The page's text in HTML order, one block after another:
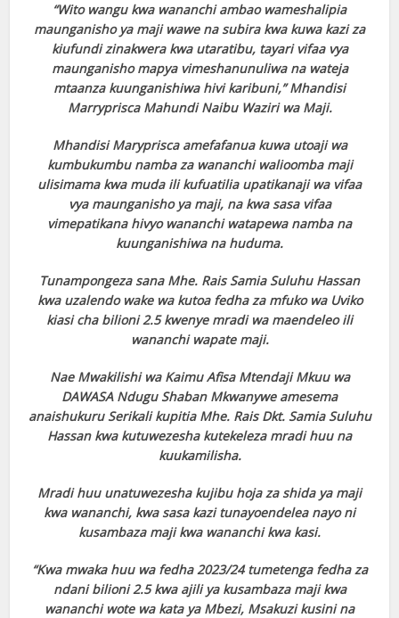
“Wito wangu kwa wananchi ambao wameshalipia
maunganisho ya maji wawe na subira kwa kuwa kazi za
kiufundi zinakwera kwa utaratibu, tayari vifaa vya
maunganisho mapya vimeshanunuliwa na wateja
mtaanza kuunganishiwa hivi karibuni,” Mhandisi
Marryprisca Mahundi Naibu Waziri wa Maji.
Mhandisi Maryprisca amefafanua kuwa utoaji wa
kumbukumbu namba za wananchi walioomba maji
ulisimama kwa muda ili kufuatilia upatikanaji wa vifaa
vya maunganisho ya maji, na kwa sasa vifaa
vimepatikana hivyo wananchi watapewa namba na
kuunganishiwa na huduma.
Tunampongeza sana Mhe. Rais Samia Suluhu Hassan
kwa uzalendo wake wa kutoa fedha za mfuko wa Uviko
kiasi cha bilioni 2.5 kwenye mradi wa maendeleo ili
wananchi wapate maji.
Nae Mwakilishi wa Kaimu Afisa Mtendaji Mkuu wa
DAWASA Ndugu Shaban Mkwanywe amesema
anaishukuru Serikali kupitia Mhe. Rais Dkt. Samia Suluhu
Hassan kwa kutuwezesha kutekeleza mradi huu na
kuukamilisha.
Mradi huu unatuwezesha kujibu hoja za shida ya maji
kwa wananchi, kwa sasa kazi tunayoendelea nayo ni
kusambaza maji kwa wananchi kwa kasi.
“Kwa mwaka huu wa fedha 2023/24 tumetenga fedha za
ndani bilioni 2.5 kwa ajili ya kusambaza maji kwa
wananchi wote wa kata ya Mbezi, Msakuzi kusini na